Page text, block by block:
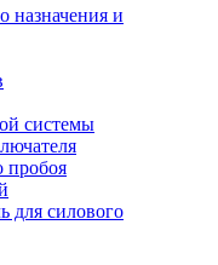
назначения и
системы
пробоя
для силового